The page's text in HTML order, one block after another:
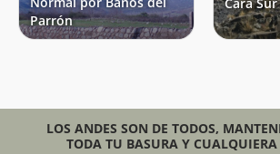
Parrón
Cara Sur
LOS ANDES SON DE TODOS,
TODA TU BASURA Y CUALQUIERA